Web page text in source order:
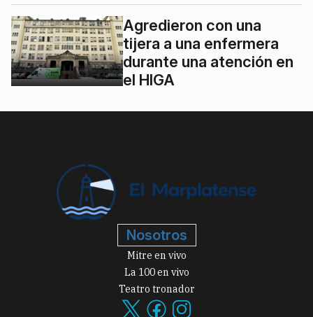
Agredieron con una
tijera a una enfermera
durante una atención en
el HIGA
Nosotros
Mitre en vivo
La 100 en vivo
Teatro tronador